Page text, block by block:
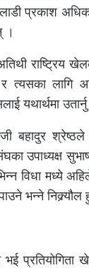
प्रकाश
।
राष्ट्रिय
त्यसका लागि
यथार्थमा उतार्नु
बहादुर
उपाध्यक्ष
मध्ये अहिले
भन्ने निक्र्यौल